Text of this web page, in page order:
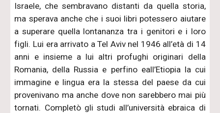
Israele, che sembravano distanti da quella storia,
ma sperava anche che i suoi libri potessero aiutare
a superare quella lontananza tra i genitori e i loro
figli. Lui era arrivato a Tel Aviv nel 1946 all’età di 14
anni e insieme a lui altri profughi originari della
Romania, della Russia e perfino eall’Etiopia la cui
immagine e lingua era la stessa del paese da cui
provenivano ma anche dove non sarebbero mai più
tornati. Completò gli studi all’università ebraica di